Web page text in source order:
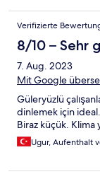
Verifizierte
8/10 – Sehr
7. Aug. 2023
Mit Google
Güleryüzlü
dinlemek için ideal.
Biraz küçük. Klima
Ugur, Aufenthalt